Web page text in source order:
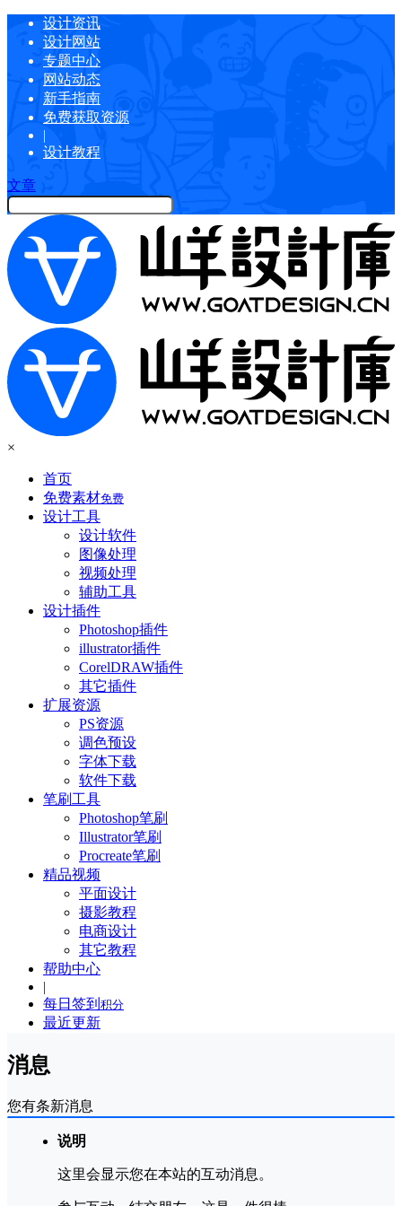
设计资讯
设计网站
专题中心
网站动态
新手指南
免费获取资源
|
设计教程
文章
×
首页
免费素材免费
设计工具
设计软件
图像处理
视频处理
辅助工具
设计插件
Photoshop插件
illustrator插件
CorelDRAW插件
其它插件
扩展资源
PS资源
调色预设
字体下载
软件下载
笔刷工具
Photoshop笔刷
Illustrator笔刷
Procreate笔刷
精品视频
平面设计
摄影教程
电商设计
其它教程
帮助中心
|
每日签到 积分
最近更新
消息
您有条新消息
说明
这里会显示您在本站的互动消息。